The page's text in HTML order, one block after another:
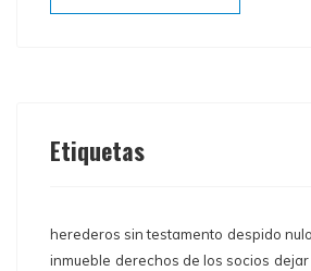
Etiquetas
herederos sin testamento despido nulo
inmueble derechos de los socios